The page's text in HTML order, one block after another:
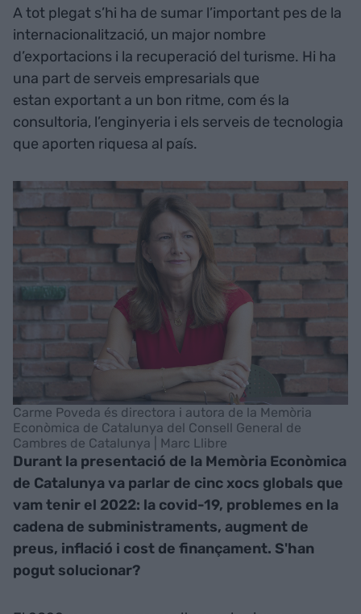
A tot plegat s’hi ha de sumar l’important pes de la
internacionalització, un major nombre
d’exportacions i la recuperació del turisme. Hi ha
una part de serveis empresarials que
estan exportant a un bon ritme, com és la
consultoria, l’enginyeria i els serveis de tecnologia
que aporten riquesa al país.
Carme Poveda és directora i autora de la Memòria
Econòmica de Catalunya del Consell General de
Cambres de Catalunya | Marc Llibre
Durant la presentació de la Memòria Econòmica
de Catalunya va parlar de cinc xocs globals que
vam tenir el 2022: la covid-19, problemes en la
cadena de subministraments, augment de
preus, inflació i cost de finançament. S'han
pogut solucionar?